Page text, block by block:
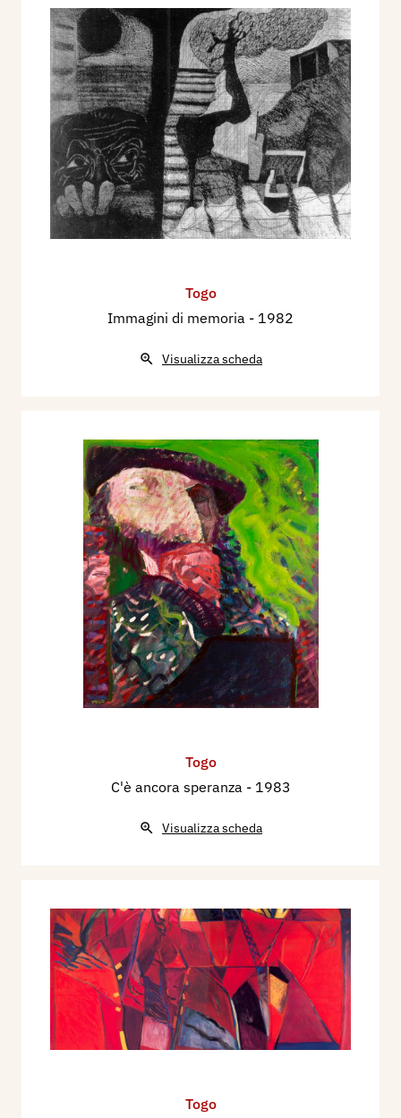
Togo
Immagini di memoria - 1982
Visualizza scheda
Togo
C'è ancora speranza - 1983
Visualizza scheda
Togo